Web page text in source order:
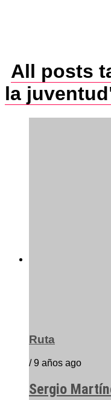
All posts
la
Ruta
/ 9 años ago
Sergio